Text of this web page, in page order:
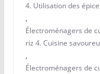
4. Utilisation des
,
Électroménagers de
riz 4. Cuisine
,
Électroménagers de